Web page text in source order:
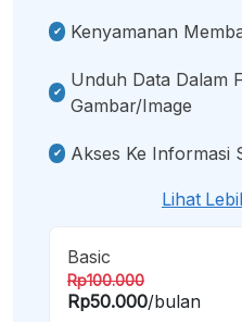
Kenyamanan
Unduh Data Dalam
Gambar/image
Akses Ke Informasi
Lihat
Basic
Rp100.000
Rp50.000/bulan